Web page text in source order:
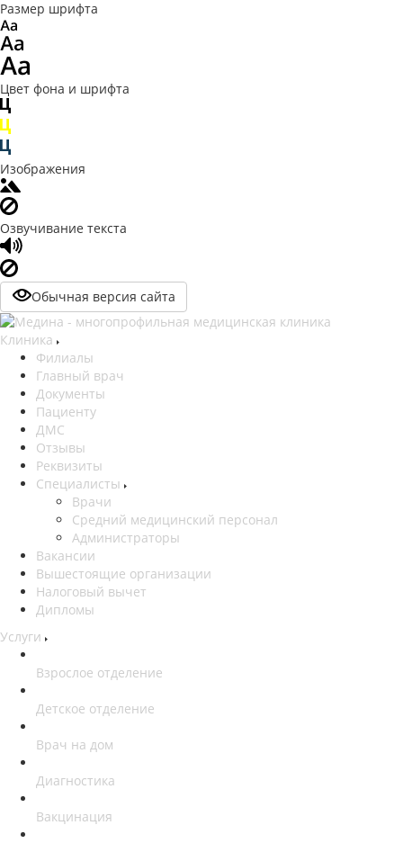
Размер шрифта
Цвет фона и шрифта
Изображения
Озвучивание текста
Обычная версия сайта
Клиника
Филиалы
Главный врач
Документы
Пациенту
ДМС
Отзывы
Реквизиты
Специалисты
Врачи
Средний медицинский персонал
Администраторы
Вакансии
Вышестоящие организации
Налоговый вычет
Дипломы
Услуги
Взрослое отделение
Детское отделение
Врач на дом
Диагностика
Вакцинация